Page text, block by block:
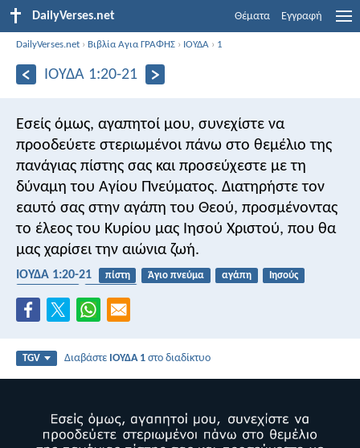
DailyVerses.net Θέματα Εγγραφή
DailyVerses.net › Βιβλία Αγια ΓΡΑΦΗΣ › ΙΟΥΔΑ › 1
ΙΟΥΔΑ 1:20-21
Εσείς όμως, αγαπητοί μου, συνεχίστε να
προοδεύετε στεριωμένοι πάνω στο θεμέλιο της
πανάγιας πίστης σας και προσεύχεστε με τη
δύναμη του Αγίου Πνεύματος. Διατηρήστε τον
εαυτό σας στην αγάπη του Θεού, προσμένοντας
το έλεος του Κυρίου μας Ιησού Χριστού, που θα
μας χαρίσει την αιώνια ζωή.
ΙΟΥΔΑ 1:20-21 πίστη Άγιο πνεύμα αγάπη
Ιησούς
TGV Διαβάστε ΙΟΥΔΑ 1 στο διαδίκτυο